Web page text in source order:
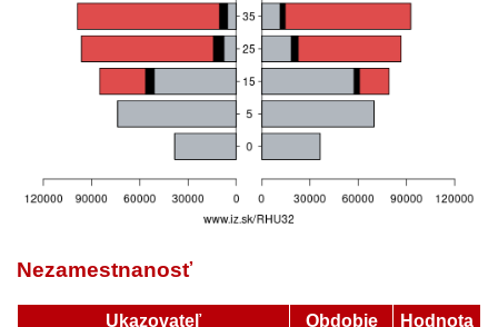
Nezamestnanosť
Ukazovateľ Obdobie
Hodnota